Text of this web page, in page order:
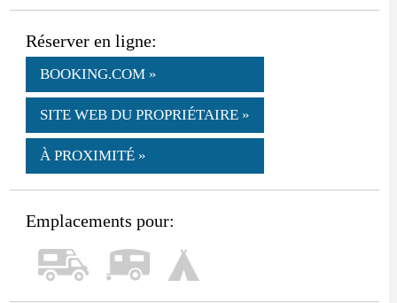
Réserver en ligne:
BOOKING.COM »
SITE WEB DU PROPRIÉTAIRE »
À PROXIMITÉ »
Emplacements pour: